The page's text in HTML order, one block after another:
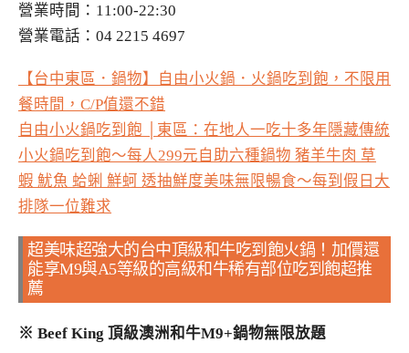
營業時間：11:00-22:30
營業電話：04 2215 4697
【台中東區．鍋物】自由小火鍋．火鍋吃到飽，不限用
餐時間，C/P值還不錯
自由小火鍋吃到飽 │東區：在地人一吃十多年隱藏傳統
小火鍋吃到飽～每人299元自助六種鍋物 豬羊牛肉 草
蝦 魷魚 蛤蜊 鮮蚵 透抽鮮度美味無限暢食～每到假日大
排隊一位難求
超美味超強大的台中頂級和牛吃到飽火鍋！加價還
能享M9與A5等級的高級和牛稀有部位吃到飽超推
薦
※ Beef King 頂級澳洲和牛M9+鍋物無限放題